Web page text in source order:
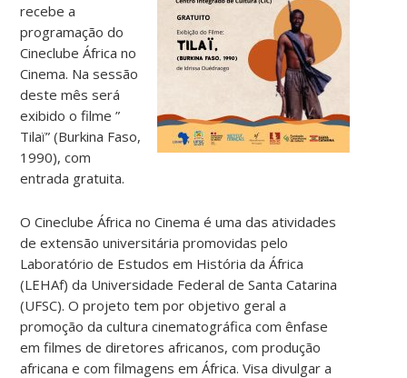
recebe a
programação do
Cineclube África no
Cinema. Na sessão
deste mês será
exibido o filme ”
Tilaï” (Burkina Faso,
1990), com
entrada gratuita.
O Cineclube África no Cinema é uma das atividades
de extensão universitária promovidas pelo
Laboratório de Estudos em História da África
(LEHAf) da Universidade Federal de Santa Catarina
(UFSC). O projeto tem por objetivo geral a
promoção da cultura cinematográfica com ênfase
em filmes de diretores africanos, com produção
africana e com filmagens em África. Visa divulgar a